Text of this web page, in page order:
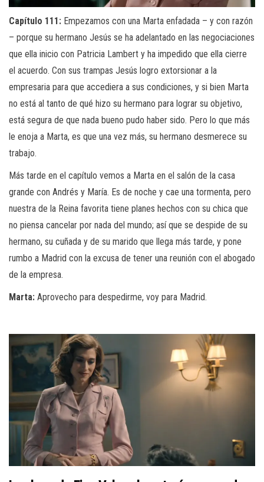
Capítulo 111: Empezamos con una Marta enfadada – y con razón
– porque su hermano Jesús se ha adelantado en las negociaciones
que ella inicio con Patricia Lambert y ha impedido que ella cierre
el acuerdo. Con sus trampas Jesús logro extorsionar a la
empresaria para que accediera a sus condiciones, y si bien Marta
no está al tanto de qué hizo su hermano para lograr su objetivo,
está segura de que nada bueno pudo haber sido. Pero lo que más
le enoja a Marta, es que una vez más, su hermano desmerece su
trabajo.
Más tarde en el capítulo vemos a Marta en el salón de la casa
grande con Andrés y María. Es de noche y cae una tormenta, pero
nuestra de la Reina favorita tiene planes hechos con su chica que
no piensa cancelar por nada del mundo; así que se despide de su
hermano, su cuñada y de su marido que llega más tarde, y pone
rumbo a Madrid con la excusa de tener una reunión con el abogado
de la empresa.
Marta: Aprovecho para despedirme, voy para Madrid.